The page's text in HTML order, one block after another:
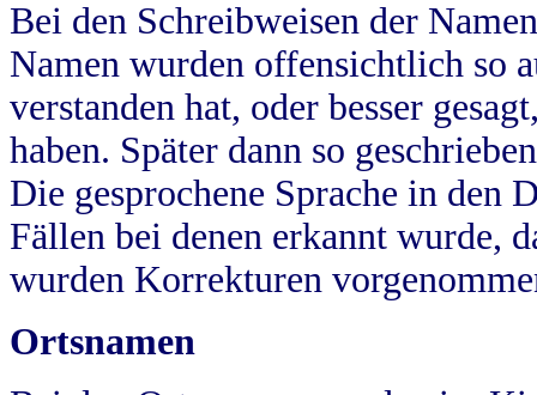
Bei den Schreibweisen der
Namen wurden offensichtlich so
verstanden hat, oder besser
haben. Später dann so
Die gesprochene Sprache in
Fällen bei denen erkannt wurde,
wurden Korrekturen
Ortsnamen